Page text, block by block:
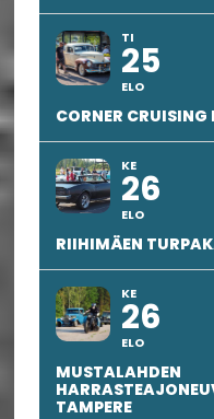
TI
25
ELO
CORNER
KE
26
ELO
RIIHIMÄEN
KE
26
ELO
MUSTALAHDEN
TAMPERE